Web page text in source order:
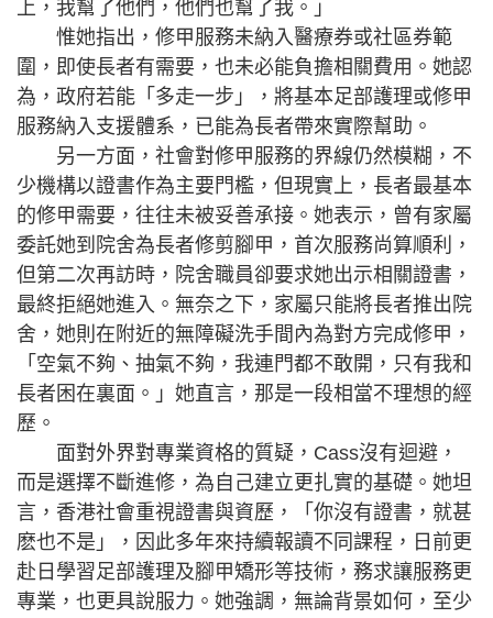
上，我幫了他們，他們也幫了我。」
惟她指出，修甲服務未納入醫療券或社區券範
圍，即使長者有需要，也未必能負擔相關費用。她認
為，政府若能「多走一步」，將基本足部護理或修甲
服務納入支援體系，已能為長者帶來實際幫助。
另一方面，社會對修甲服務的界線仍然模糊，不
少機構以證書作為主要門檻，但現實上，長者最基本
的修甲需要，往往未被妥善承接。她表示，曾有家屬
委託她到院舍為長者修剪腳甲，首次服務尚算順利，
但第二次再訪時，院舍職員卻要求她出示相關證書，
最終拒絕她進入。無奈之下，家屬只能將長者推出院
舍，她則在附近的無障礙洗手間內為對方完成修甲，
「空氣不夠、抽氣不夠，我連門都不敢開，只有我和
長者困在裏面。」她直言，那是一段相當不理想的經
歷。
面對外界對專業資格的質疑，Cass沒有迴避，
而是選擇不斷進修，為自己建立更扎實的基礎。她坦
言，香港社會重視證書與資歷，「你沒有證書，就甚
麽也不是」，因此多年來持續報讀不同課程，日前更
赴日學習足部護理及腳甲矯形等技術，務求讓服務更
專業，也更具說服力。她強調，無論背景如何，至少